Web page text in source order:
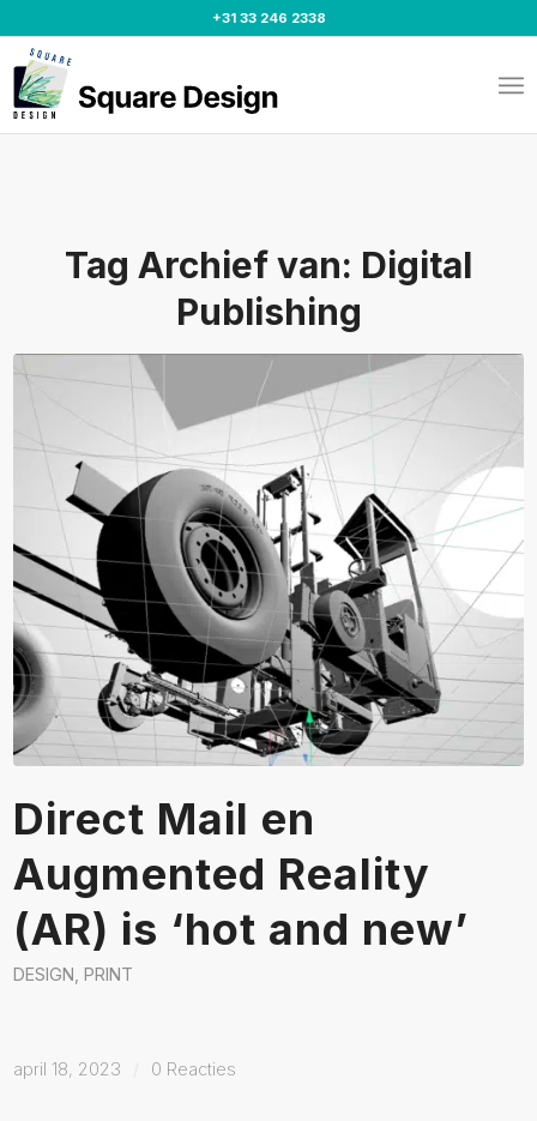
+31 33 246 2338
Tag Archief van: Digital
Publishing
Direct Mail en
Augmented Reality
(AR) is ‘hot and new’
DESIGN ,PRINT
april 18, 2023 0 Reacties